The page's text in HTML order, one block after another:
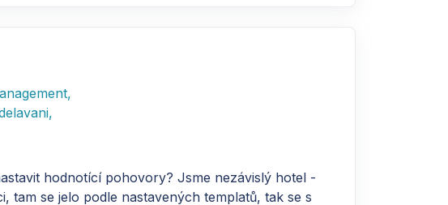
,
,
hodnotící pohovory? Jsme nezávislý hotel -
tam se jelo podle nastavených templatů, tak se s